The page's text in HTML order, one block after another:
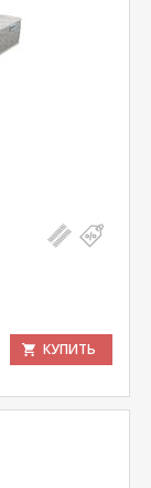
КУПИТЬ